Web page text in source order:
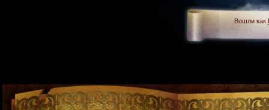
Вошли как